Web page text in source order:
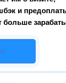
и
больше